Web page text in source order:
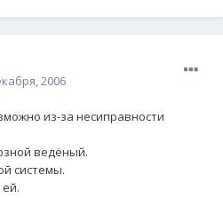
2006
из-за несиправности
ведёный.
системы.